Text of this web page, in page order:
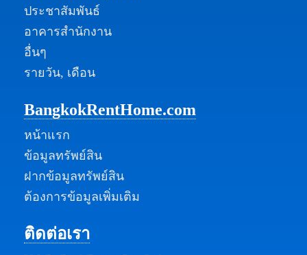
ประชาสัมพันธ์
อาคารสำนักงาน
อื่นๆ
รายวัน, เดือน
BangkokRentHome.com
หน้าแรก
ข้อมูลทรัพย์สิน
ฝากข้อมูลทรัพย์สิน
ต้องการข้อมูลเพิ่มเติม
ติดต่อเรา